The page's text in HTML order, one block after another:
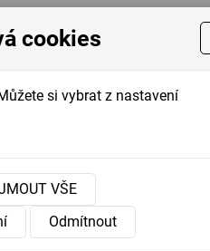
» Koření »
cookies
si vybrat z nastavení
VŠE
Odmítnout